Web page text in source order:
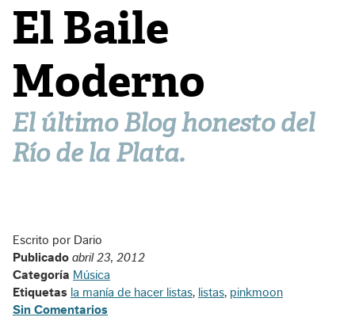
El Baile
Moderno
El último Blog honesto del
Río de la Plata.
Escrito por Dario
Publicado abril 23, 2012
Categoría Música
Etiquetas la manía de hacer listas, listas, pinkmoon
Sin Comentarios